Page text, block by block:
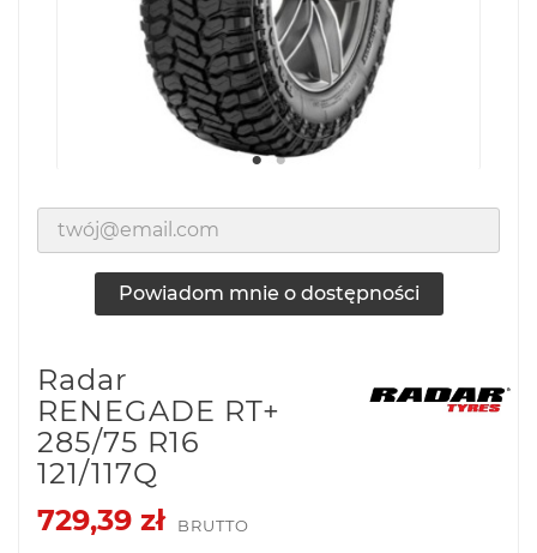
Powiadom mnie o dostępności
Radar
RENEGADE RT+
285/75 R16
121/117Q
729,39 zł
BRUTTO